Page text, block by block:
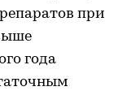
при
года